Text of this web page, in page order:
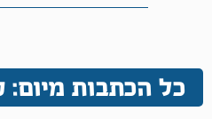
כל הכתבות מיום: